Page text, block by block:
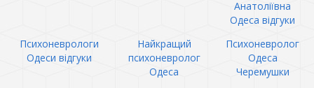
Анатоліївна
Одеса відгуки
Психоневрологи
Одеси відгуки
Найкращий
психоневролог
Одеса
Психоневролог
Одеса
Черемушки